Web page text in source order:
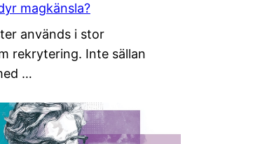
magkänsla?
används i stor
rekrytering. Inte sällan
…